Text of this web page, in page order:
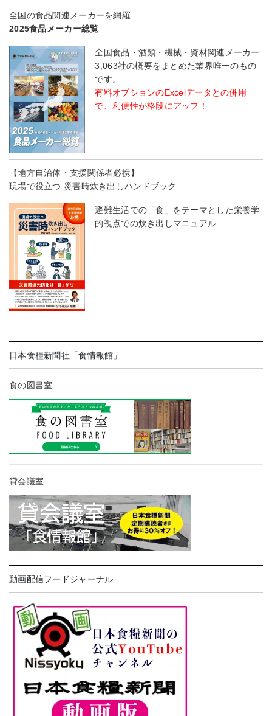
全国の食品関連メーカーを網羅――
2025食品メーカー総覧
全国食品・酒類・機械・資材関連メーカー
3,063社の概要をまとめた業界唯一のもの
です。
有料オプションのExcelデータとの併用
で、利便性が格段にアップ！
【地方自治体・支援関係者必携】
現場で役立つ 災害時炊き出しハンドブック
避難生活での「食」をテーマとした栄養学
的視点での炊き出しマニュアル
日本食糧新聞社「食情報館」
食の図書室
貸会議室
動画配信フードジャーナル